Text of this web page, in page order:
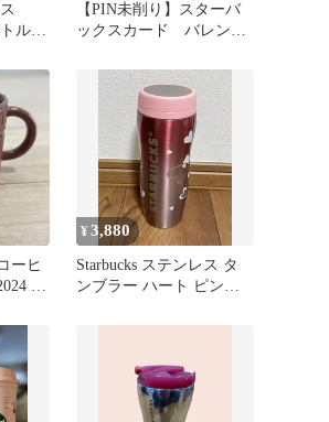
ルグ
【PIN未削り】スターバ
ックスカード バレンタ
ーヒ
マ
¥3,880
Starbucks ステンレス タ
ンブラー ハート ピンク